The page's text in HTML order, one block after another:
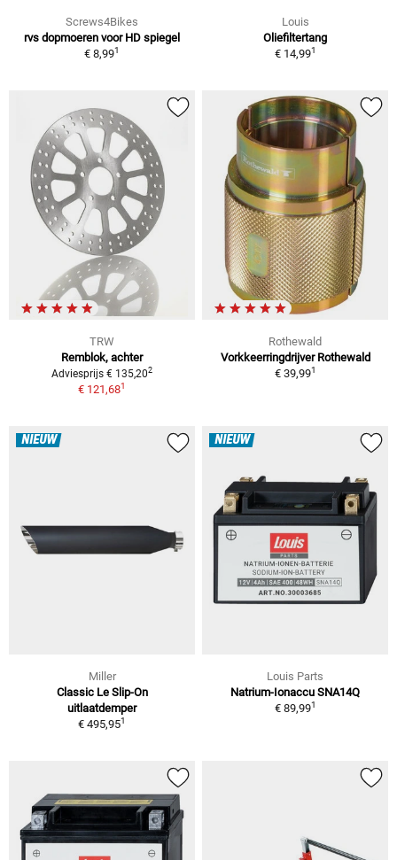
Screws4Bikes
rvs dopmoeren voor HD spiegel
€ 8,991
Louis
Oliefiltertang
€ 14,991
TRW
Remblok, achter
Adviesprijs € 135,202
€ 121,681
Rothewald
Vorkkeerringdrijver Rothewald
€ 39,991
NIEUW
Miller
Classic Le Slip-On
uitlaatdemper
€ 495,951
NIEUW
Louis Parts
Natrium-Ionaccu SNA14Q
€ 89,991